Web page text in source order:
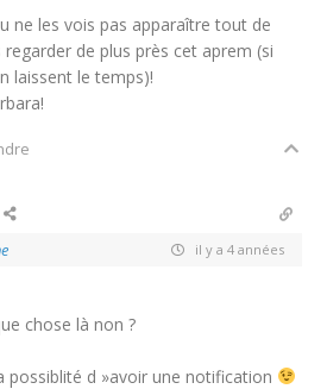
ne les vois pas apparaître tout de
de plus près cet aprem (si
laissent le temps)!
il y a 4 années
chose là non ?
possiblité d »avoir une notification